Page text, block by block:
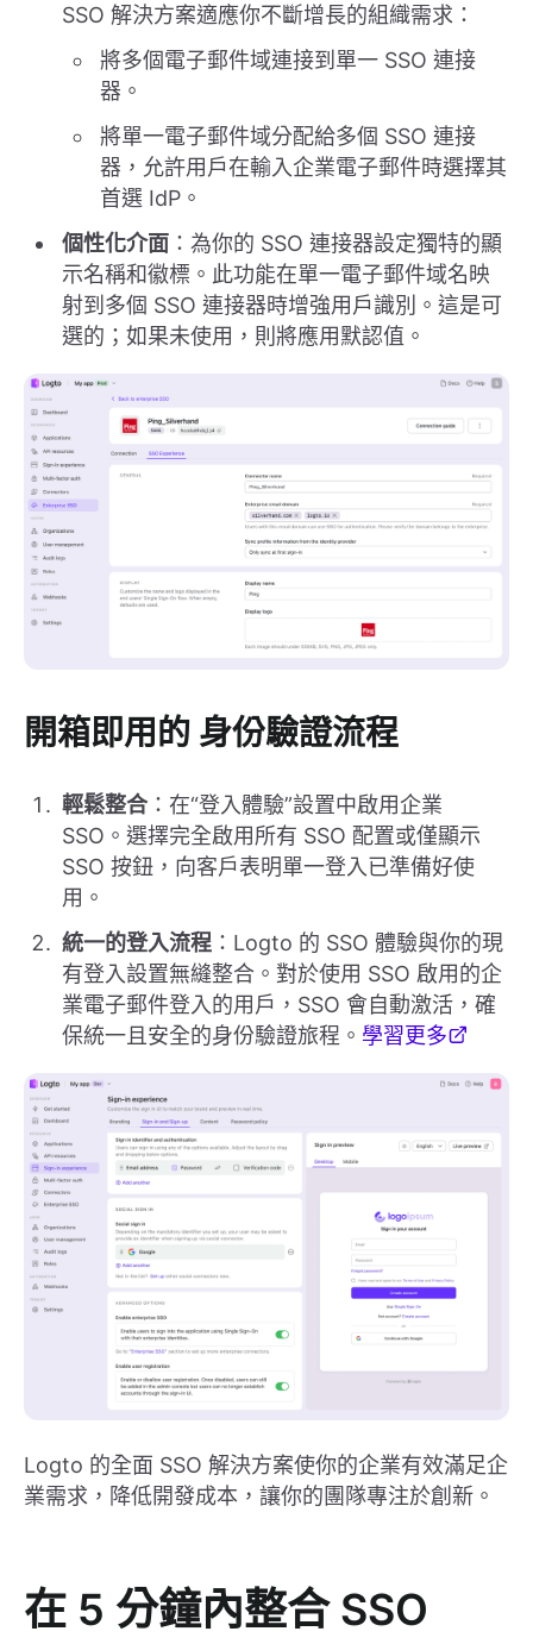
SSO 解決方案適應你不斷增長的組織需求：
將多個電子郵件域連接到單一 SSO 連接
器。
將單一電子郵件域分配給多個 SSO 連接
器，允許用戶在輸入企業電子郵件時選擇其
首選 IdP。
個性化介面 ：為你的 SSO 連接器設定獨特的顯
示名稱和徽標。此功能在單一電子郵件域名映
射到多個 SSO 連接器時增強用戶識別。這是可
選的；如果未使用，則將應用默認值。
開箱即用的 身份驗證流程
輕鬆整合：在“登入體驗”設置中啟用企業
SSO。選擇完全啟用所有 SSO 配置或僅顯示
SSO 按鈕，向客戶表明單一登入已準備好使
用。
統一的登入流程 ：Logto 的 SSO 體驗與你的現
有登入設置無縫整合。對於使用 SSO 啟用的企
業電子郵件登入的用戶，SSO 會自動激活，確
保統一且安全的身份驗證旅程。 學習更多
Logto 的全面 SSO 解決方案使你的企業有效滿足企
業需求，降低開發成本，讓你的團隊專注於創新。
在 5 分鐘內整合 SSO